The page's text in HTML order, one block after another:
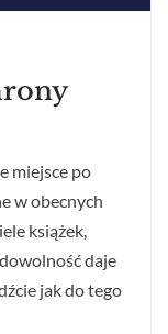
miejsce po
w obecnych
książek,
daje
jak do tego